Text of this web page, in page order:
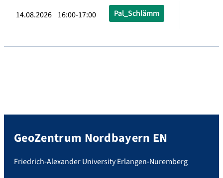
14.08.2026 16:00-17:00 Pal_Schlämm
GeoZentrum Nordbayern EN
Friedrich-Alexander University Erlangen-Nuremberg